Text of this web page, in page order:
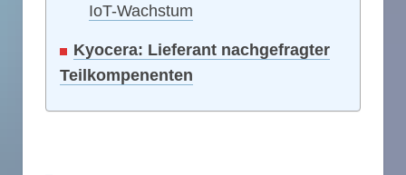
IoT-Wachstum
Kyocera: Lieferant nachgefragter
Teilkompenenten